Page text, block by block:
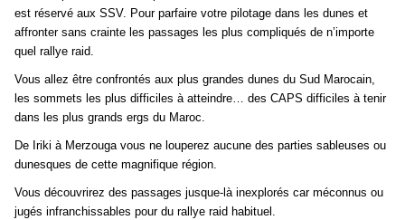
est réservé aux SSV. Pour parfaire votre pilotage dans les dunes et
affronter sans crainte les passages les plus compliqués de n’importe
quel rallye raid.
Vous allez être confrontés aux plus grandes dunes du Sud Marocain,
les sommets les plus difficiles à atteindre… des CAPS difficiles à tenir
dans les plus grands ergs du Maroc.
De Iriki à Merzouga vous ne louperez aucune des parties sableuses ou
dunesques de cette magnifique région.
Vous découvrirez des passages jusque-là inexplorés car méconnus ou
jugés infranchissables pour du rallye raid habituel.